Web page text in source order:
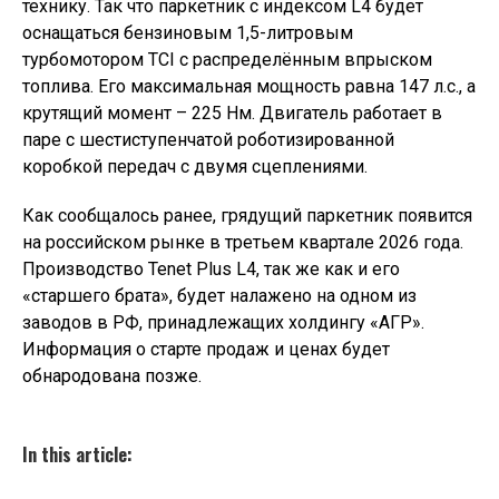
технику. Так что паркетник с индексом L4 будет
оснащаться бензиновым 1,5-литровым
турбомотором TCI с распределённым впрыском
топлива. Его максимальная мощность равна 147 л.с., а
крутящий момент – 225 Нм. Двигатель работает в
паре с шестиступенчатой роботизированной
коробкой передач с двумя сцеплениями.
Как сообщалось ранее, грядущий паркетник появится
на российском рынке в третьем квартале 2026 года.
Производство Tenet Plus L4, так же как и его
«старшего брата», будет налажено на одном из
заводов в РФ, принадлежащих холдингу «АГР».
Информация о старте продаж и ценах будет
обнародована позже.
In this article: